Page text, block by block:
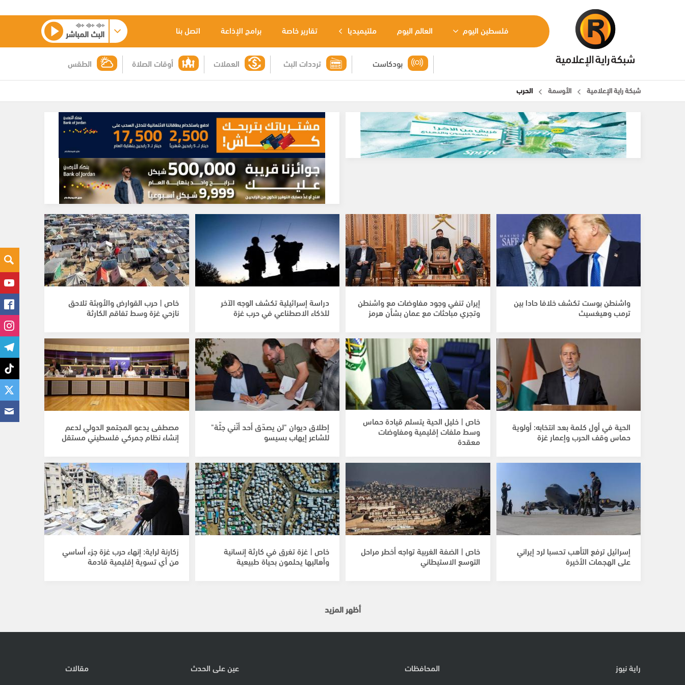
فلسطين اليوم العالم اليوم ملتيميديا تقارير خاصة برامج الإذاعة اتصل بنا البث المباشر
الطقس أوقات الصلاة العملات ترددات البث بودكاست
شبكة راية الإعلامية الأوسمة الحرب
واشنطن بوست تكشف خلافا حادا بين
ترمب وهيغسيث
إيران تنفي وجود مفاوضات مع واشنطن
وتجري مباحثات مع عمان بشأن هرمز
دراسة إسرائيلية تكشف الوجه الآخر
للذكاء الاصطناعي في حرب غزة
خاص | حرب القوارض والأوبئة تلاحق
نازحي غزة وسط تفاقم الكارثة
الحية في أول كلمة بعد انتخابه: أولوية
حماس وقف الحرب وإعمار غزة
خاص | خليل الحية يتسلم قيادة حماس
وسط ملفات إقليمية ومفاوضات
معقدة
إطلاق ديوان "لن يصدّق أحد أنّني جثّة"
للشاعر إيهاب بسيسو
مصطفى يدعو المجتمع الدولي لدعم
إنشاء نظام جمركي فلسطيني مستقل
إسرائيل ترفع التأهب تحسبا لرد إيراني
على الهجمات الأخيرة
خاص | الضفة الغربية تواجه أخطر مراحل
التوسع الاستيطاني
خاص | غزة تغرق في كارثة إنسانية
وأهاليها يحلمون بحياة طبيعية
زكارنة لراية: إنهاء حرب غزة جزء أساسي
من أي تسوية إقليمية قادمة
أظهر المزيد
راية نيوز المحافظات عين على الحدث مقالات